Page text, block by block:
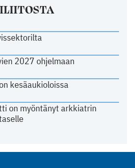
2027 ohjelmaan
kesäaukioloissa
on myöntänyt arkkiatrin